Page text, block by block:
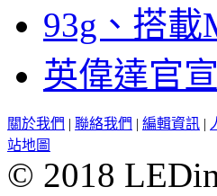
93g、搭載
英偉達官
關於我們 | 聯絡我們 | 編輯資訊 |
站地圖
© 2018